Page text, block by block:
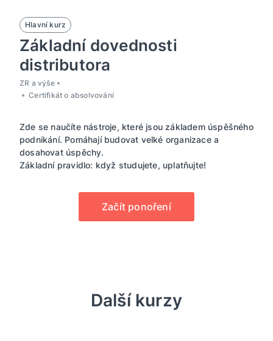
Hlavní kurz
Základní dovednosti
distributora
ZR a výše
Certifikát o absolvování
Zde se naučíte nástroje, které jsou základem úspěšného
podnikání. Pomáhají budovat velké organizace a
dosahovat úspěchy.
Základní pravidlo: když studujete, uplatňujte!
Začít ponoření
Další kurzy